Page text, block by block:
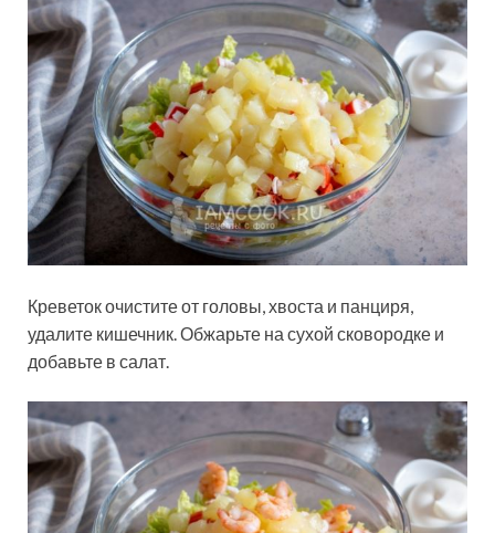
Креветок очистите от головы, хвоста и панциря,
удалите кишечник. Обжарьте на сухой сковородке и
добавьте в салат.